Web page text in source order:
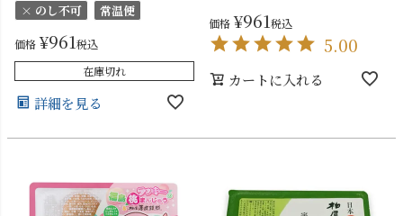
× のし不可 常温便
価格 ¥961税込
在庫切れ
詳細を見る
価格 ¥961税込
5.00
カートに入れる